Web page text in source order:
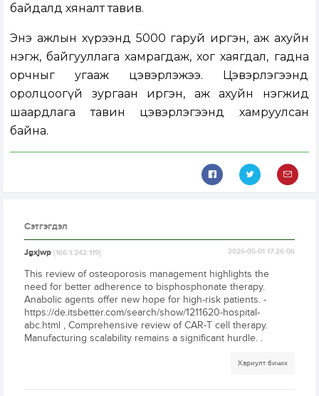
байдалд хяналт тавив.
Энэ ажлын хүрээнд 5000 гаруй иргэн, аж ахуйн
нэгж, байгууллага хамрагдаж, хог хаягдал, гадна
орчныг угааж цэвэрлэжээ. Цэвэрлэгээнд
оролцоогүй зургаан иргэн, аж ахуйн нэгжид
шаардлага тавин цэвэрлэгээнд хамруулсан
байна.
Сэтгэгдэл
Jgxjwp[166.1.242.119] 2026-05-01 17:26:06
This review of osteoporosis management highlights the
need for better adherence to bisphosphonate therapy.
Anabolic agents offer new hope for high-risk patients. -
https://de.itsbetter.com/search/show/1211620-hospital-
abc.html , Comprehensive review of CAR-T cell therapy.
Manufacturing scalability remains a significant hurdle. .
Хариулт бичих